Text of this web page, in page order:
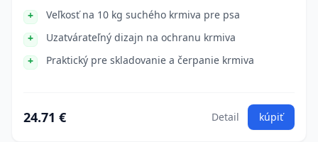
Veľkosť na 10 kg suchého krmiva pre psa
Uzatvárateľný dizajn na ochranu krmiva
Praktický pre skladovanie a čerpanie krmiva
24.71 € Detail kúpiť